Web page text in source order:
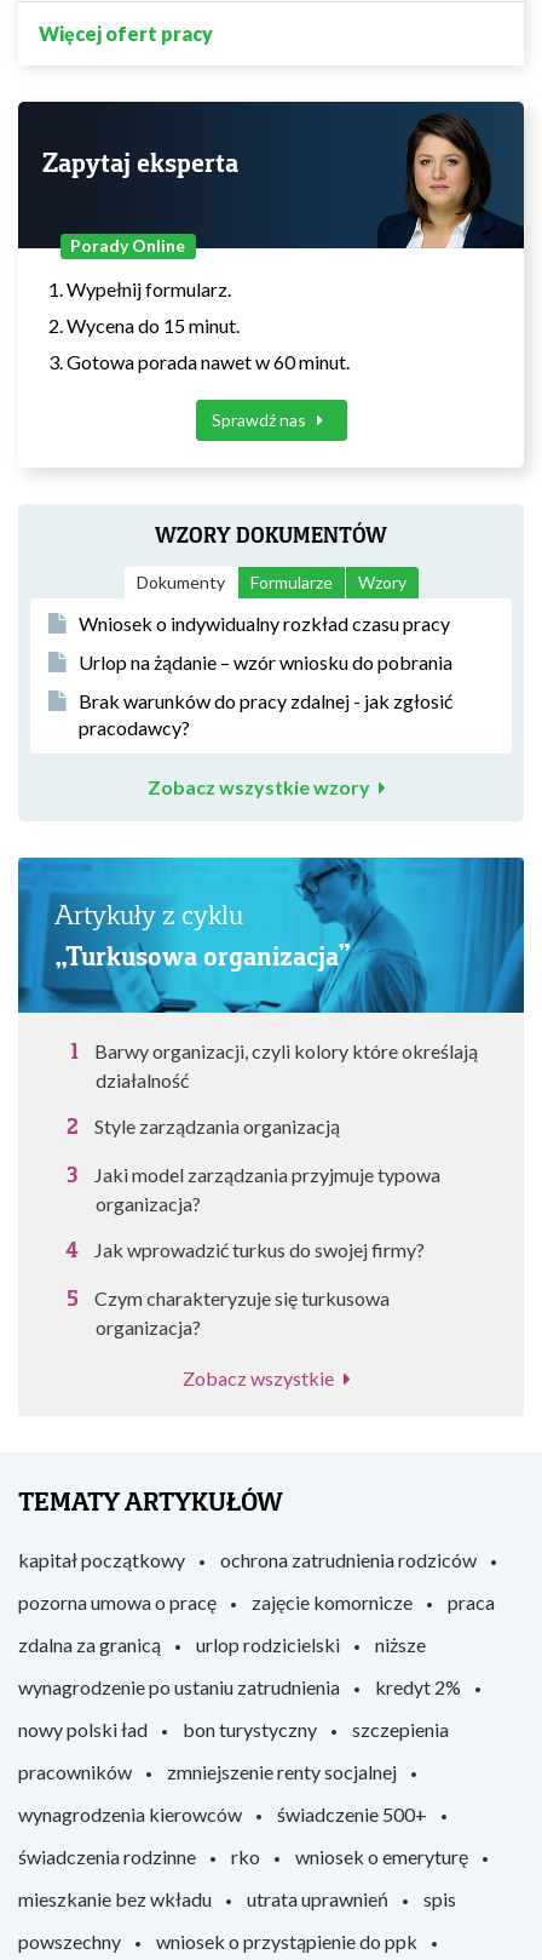
Więcej ofert pracy
Zapytaj eksperta
Porady Online
Wypełnij formularz.
Wycena do 15 minut.
Gotowa porada nawet w 60 minut.
Sprawdź nas
WZORY DOKUMENTÓW
Dokumenty Formularze Wzory
Wniosek o indywidualny rozkład czasu pracy
Urlop na żądanie – wzór wniosku do pobrania
Brak warunków do pracy zdalnej - jak zgłosić
pracodawcy?
Zobacz wszystkie wzory
Artykuły z cyklu
„Turkusowa organizacja”
Barwy organizacji, czyli kolory które określają
działalność
Style zarządzania organizacją
Jaki model zarządzania przyjmuje typowa
organizacja?
Jak wprowadzić turkus do swojej firmy?
Czym charakteryzuje się turkusowa
organizacja?
Zobacz wszystkie
TEMATY ARTYKUŁÓW
kapitał początkowy
ochrona zatrudnienia rodziców
pozorna umowa o pracę
zajęcie komornicze
praca
zdalna za granicą
urlop rodzicielski
niższe
wynagrodzenie po ustaniu zatrudnienia
kredyt 2%
nowy polski ład
bon turystyczny
szczepienia
pracowników
zmniejszenie renty socjalnej
wynagrodzenia kierowców
świadczenie 500+
świadczenia rodzinne
rko
wniosek o emeryturę
mieszkanie bez wkładu
utrata uprawnień
spis
powszechny
wniosek o przystąpienie do ppk